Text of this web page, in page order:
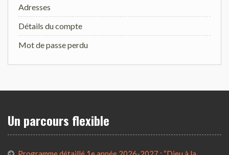
Adresses
Détails du compte
Mot de passe perdu
Un parcours flexible